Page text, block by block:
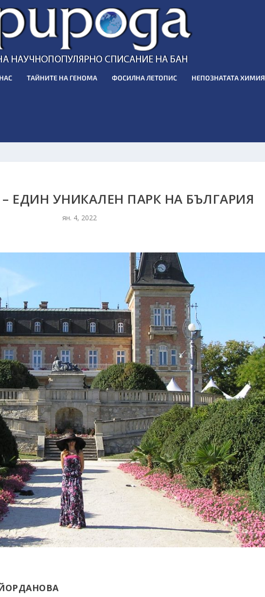
ТАЙНИТЕ НА ГЕНОМА ФОСИЛНА ЛЕТОПИС НЕПОЗНАТАТА ХИМИЯ
ЕДИН УНИКАЛЕН ПАРК НА БЪЛГАРИЯ
ян. 4, 2022